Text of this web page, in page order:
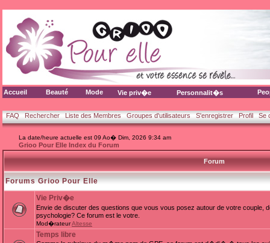
Accueil Beauté Mode Vie priv�e Personnalit�s
FAQ Rechercher Liste des Membres Groupes d'utilisateurs S'enregistrer Profil Se
La date/heure actuelle est 09 Ao� Dim, 2026 9:34 am
Grioo Pour Elle Index du Forum
Forum
Forums Grioo Pour Elle
Vie Priv�e
Envie de discuter des questions que vous vous posez autour de votre
psychologie? Ce forum est le votre.
Mod�rateurAltesse
Temps libre